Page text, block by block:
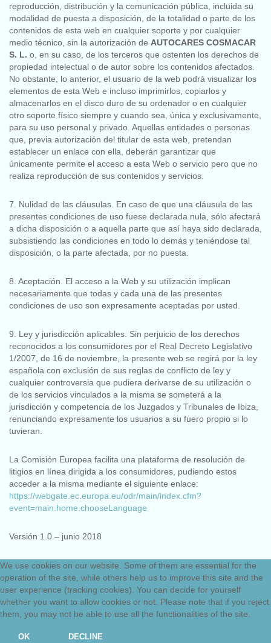
reproducción, distribución y la comunicación pública, incluida su
modalidad de puesta a disposición, de la totalidad o parte de los
contenidos de esta web en cualquier soporte y por cualquier
medio técnico, sin la autorización de AUTOCARES COSMACAR
S. L. o, en su caso, de los terceros que ostenten los derechos de
propiedad intelectual o de autor sobre los contenidos afectados.
No obstante, lo anterior, el usuario de la web podrá visualizar los
elementos de esta Web e incluso imprimirlos, copiarlos y
almacenarlos en el disco duro de su ordenador o en cualquier
otro soporte físico siempre y cuando sea, única y exclusivamente,
para su uso personal y privado. Aquellas entidades o personas
que, previa autorización del titular de esta web, pretendan
establecer un enlace con ella, deberán garantizar que
únicamente permite el acceso a esta Web o servicio pero que no
realiza reproducción de sus contenidos y servicios.
7. Nulidad de las cláusulas. En caso de que una cláusula de las
presentes condiciones de uso fuese declarada nula, sólo afectará
a dicha disposición o a aquella parte que así haya sido declarada,
subsistiendo las condiciones en todo lo demás y teniéndose tal
disposición, o la parte afectada, por no puesta.
8. Aceptación. El acceso a la Web y su utilización implican
necesariamente que todas y cada una de las presentes
condiciones de uso son expresamente aceptadas por usted.
9. Ley y jurisdicción aplicables. Sin perjuicio de los derechos
reconocidos a los consumidores por el Real Decreto Legislativo
1/2007, de 16 de noviembre, la presente web se regirá por la ley
española con exclusión de sus reglas de conflicto de ley y
cualquier controversia que pudiera derivarse de su utilización o
de los servicios vinculados a la misma se someterá a la
jurisdicción y competencia de los Juzgados y Tribunales de Ibiza,
renunciando expresamente los usuarios a su fuero propio si lo
tuvieran.
La Comisión Europea facilita una plataforma de resolución de
litigios en línea dirigida a los consumidores, pudiendo estos
acceder a la misma mediante el siguiente enlace:
https://webgate.ec.europa.eu/odr/main/index.cfm?
event=main.home.chooseLanguage
Versión 1.0 – junio 2018
Aviso Legal Política de privacidad
Política de cookies
Autocares Cosmacar Ibiza y Formentera © 2026.
We use cookies on our website. Some of them are essential for the
operation of the site, while others help us to improve this site and the
user experience (tracking cookies). You can decide for yourself
whether you want to allow cookies or not. Please note that if you reject
them, you may not be able to use all the functionalities of the site.
OK DECLINE